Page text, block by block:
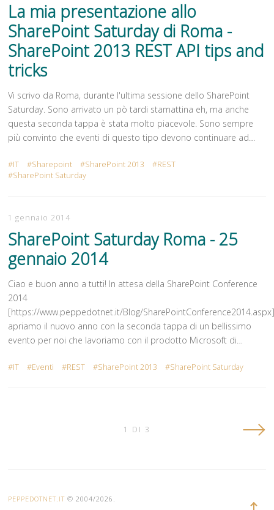
La mia presentazione allo
SharePoint Saturday di Roma -
SharePoint 2013 REST API tips and
tricks
Vi scrivo da Roma, durante l'ultima sessione dello SharePoint
Saturday. Sono arrivato un pò tardi stamattina eh, ma anche
questa seconda tappa è stata molto piacevole. Sono sempre
più convinto che eventi di questo tipo devono continuare ad…
IT Sharepoint SharePoint 2013
REST
SharePoint Saturday
1 gennaio 2014
SharePoint Saturday Roma - 25
gennaio 2014
Ciao e buon anno a tutti! In attesa della SharePoint Conference
2014
[https://www.peppedotnet.it/Blog/
apriamo il nuovo anno con la seconda tappa di un bellissimo
evento per noi che lavoriamo con il prodotto Microsoft di…
IT Eventi REST SharePoint 2013 SharePoint Saturday
1 DI 3
PEPPEDOTNET.IT © 2004/2026. Torna